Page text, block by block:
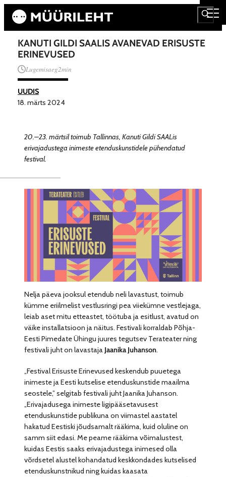
KANUTI GILDI SAALIS AVANEVAD ERISUSTE
ERINEVUSED
Lugemisaeg2min
UUDIS
18. märts 2024
20.–23. märtsil toimub Tallinnas, Kanuti Gildi SAALis
erivajadustega inimeste etenduskunstidele pühendatud
festival.
Nelja päeva jooksul etendub neli lavastust, toimub
kümme eriilmelist vestlusringi pea viiekümne vestlejaga,
leiab aset mitu etteastet, töötuba ja esitlust, avatud on
väike installatsioon ja näitus. Festivali korraldab Põhja-
Eesti Pimedate Ühingu juures tegutsev Terateater ning
festivali juht on lavastaja Jaanika Juhanson.
„Festival Erisuste Erinevused keskendub puuetega
inimeste ja Eesti kutselise etenduskunstide maailma
seostele,” selgitab festivali juht Jaanika Juhanson.
„Erivajadusega inimeste ligipääsetavusest
etenduskunstide publikuna on viimastel aastatel
hakatud Eestiski jõudsamalt rääkima, kuid oluline on
samm siit edasi. Me peame rääkima võimalustest,
kuidas Eestis saaks erivajadustega inimesed olla
võrdsetel alustel kohandatud keskkondades kutselised
etenduskunstnikud ning kuidas kaasata